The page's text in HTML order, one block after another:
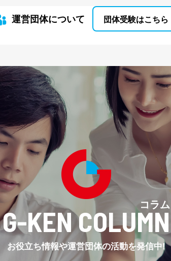
運営団体について 団体受験はこちら
コラム
G-KEN COLUMN
お役立ち情報や運営団体の活動を発信中!